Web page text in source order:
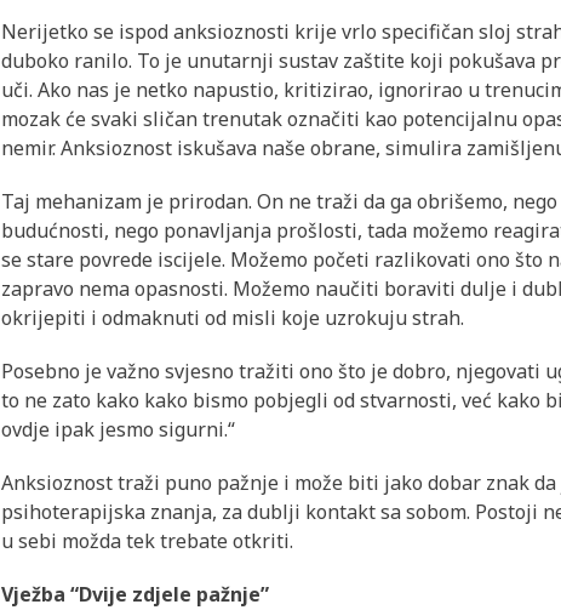
Nerijetko se ispod anksioznosti krije vrlo specifičan sloj
duboko ranilo. To je unutarnji sustav zaštite koji pokušava
uči. Ako nas je netko napustio, kritizirao, ignorirao u
mozak će svaki sličan trenutak označiti kao potencijalnu
nemir. Anksioznost iskušava naše obrane, simulira
Taj mehanizam je prirodan. On ne traži da ga obrišemo,
budućnosti, nego ponavljanja prošlosti, tada možemo
se stare povrede iscijele. Možemo početi razlikovati ono što
zapravo nema opasnosti. Možemo naučiti boraviti dulje i
okrijepiti i odmaknuti od misli koje uzrokuju strah.
Posebno je važno svjesno tražiti ono što je dobro, njegovati
to ne zato kako kako bismo pobjegli od stvarnosti, već kako
ovdje ipak jesmo sigurni.“
Anksioznost traži puno pažnje i može biti jako dobar znak
psihoterapijska znanja, za dublji kontakt sa sobom. Postoji
u sebi možda tek trebate otkriti.
Vježba “Dvije zdjele pažnje”